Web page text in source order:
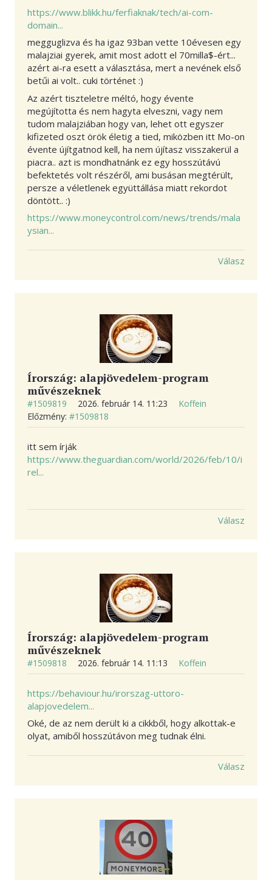
https://www.blikk.hu/ferfiaknak/tech/ai-com-
domain...
megguglizva és ha igaz 93ban vette 10évesen egy
malajziai gyerek, amit most adott el 70milla$-ért...
azért ai-ra esett a választása, mert a nevének első
betűi ai volt.. cuki történet :)
Az azért tiszteletre méltó, hogy évente
megújította és nem hagyta elveszni, vagy nem
tudom malajziában hogy van, lehet ott egyszer
kifizeted oszt örök életig a tied, miközben itt Mo-on
évente újítgatnod kell, ha nem újítasz visszakerül a
piacra.. azt is mondhatnánk ez egy hosszútávú
befektetés volt részéről, ami busásan megtérült,
persze a véletlenek együttállása miatt rekordot
döntött.. :)
https://www.moneycontrol.com/news/trends/mala
ysian...
Válasz
Írország: alapjövedelem-program
művészeknek
#1509819 2026. február 14. 11:23
Koffein
Előzmény: #1509818
itt sem írják
https://www.theguardian.com/world/2026/feb/10/i
rel...
Válasz
Írország: alapjövedelem-program
művészeknek
#1509818 2026. február 14. 11:13 Koffein
https://behaviour.hu/irorszag-uttoro-
alapjovedelem...
Oké, de az nem derült ki a cikkből, hogy alkottak-e
olyat, amiből hosszútávon meg tudnak élni.
Válasz